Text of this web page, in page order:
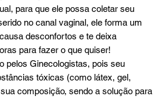
para que ele possa coletar seu
no canal vaginal, ele forma um
desconfortos e te deixa
para fazer o que quiser!
pelos Ginecologistas, pois seu
tóxicas (como látex, gel,
composição, sendo a solução para